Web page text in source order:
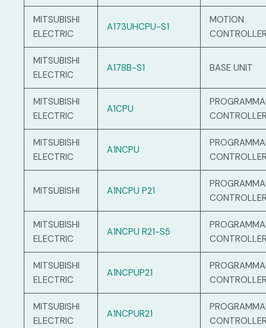
MITSUBISHI
ELECTRIC
A173UHCPU-S1
MOTION
MITSUBISHI
ELECTRIC
A178B-S1 BASE UNIT
MITSUBISHI
ELECTRIC
A1CPU
MITSUBISHI
ELECTRIC
A1NCPU
MITSUBISHI A1NCPU P21
MITSUBISHI
ELECTRIC
A1NCPU R21-S5
MITSUBISHI
ELECTRIC
A1NCPUP21
MITSUBISHI
ELECTRIC
A1NCPUR21